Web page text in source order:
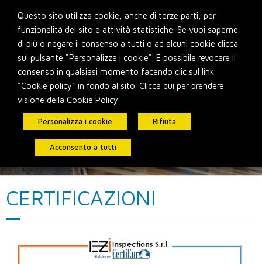
content
CERTIFICAZIONI
Questo sito utilizza cookie, anche di terze parti, per
funzionalità del sito e attività statistiche. Se vuoi saperne
di più o negare il consenso a tutti o ad alcuni cookie clicca
sul pulsante "Personalizza i cookie". È possibile revocare il
consenso in qualsiasi momento facendo clic sul link
"Cookie policy" in fondo al sito. Clicca qui per prendere
visione della Cookie Policy.
Personalizza i cookie Rifiuta
Acconsento a tutti